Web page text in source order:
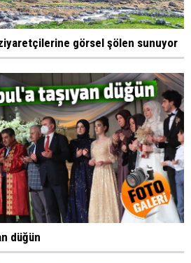
görsel şölen sunuyor
düğün